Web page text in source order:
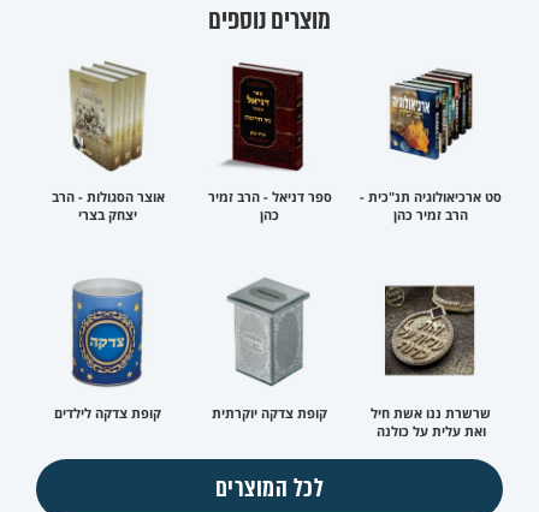
מוצרים נוספים
סט ארכיאולוגיה תנ"כית -
הרב זמיר כהן
ספר דניאל - הרב זמיר
כהן
אוצר הסגולות - הרב
יצחק בצרי
שרשרת ננו אשת חיל
ואת עלית על כולנה
קופת צדקה יוקרתית קופת צדקה לילדים
לכל המוצרים